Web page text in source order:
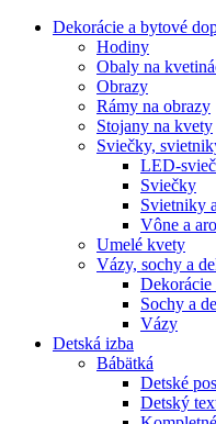
Dekorácie a bytové
Hodiny
Obaly na
Obrazy
Rámy na obrazy
Stojany na kvety
Sviečky,
LED-
Sviečky
Svietniky
Vône a
Umelé kvety
Vázy, sochy a
Dekorácie
Sochy a
Vázy
Detská izba
Bábätká
Detské
Detský